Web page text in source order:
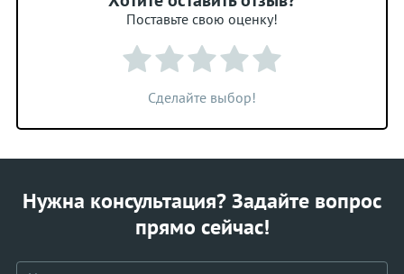
Поставьте свою оценку!
Сделайте выбор!
Нужна консультация? Задайте вопрос
прямо сейчас!